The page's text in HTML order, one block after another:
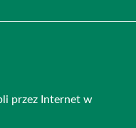
przez Internet w